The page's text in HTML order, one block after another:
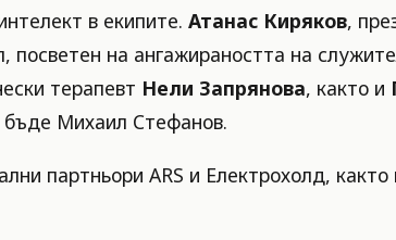
в екипите. Атанас Киряков,
посветен на ангажираността на
терапевт Нели Запрянова, както и
Михаил Стефанов.
партньори ARS и Електрохолд,